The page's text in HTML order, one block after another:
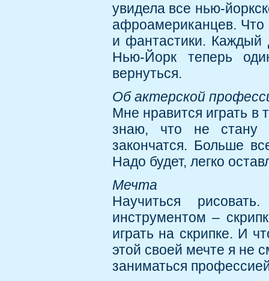
увидела все нью-
афроамериканцев.
и фантастики. Каждый
Нью-Йорк теперь
вернуться.
Об актерской
Мне нравится играть в
знаю, что не стану
закончатся. Больше
Надо будет, легко
Мечта
Научиться
инструментом –
играть на скрипке. И
этой своей мечте я не
заниматься